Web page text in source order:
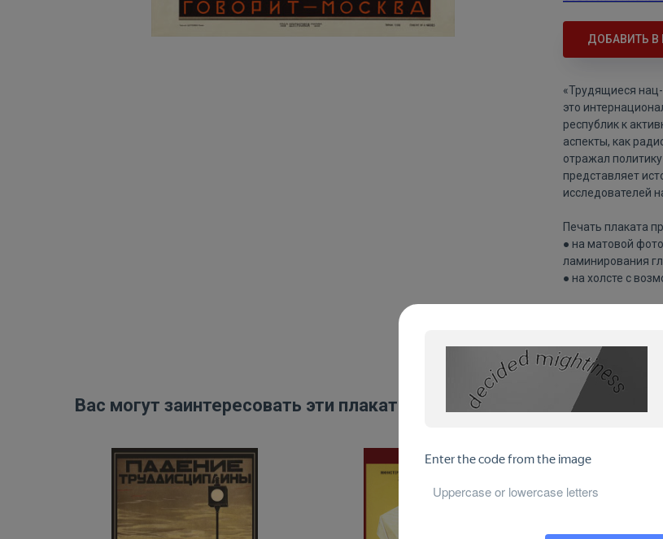
ДОБАВИТЬ В
«Трудящиеся
это
республик к
аспекты, как
отражал
представляет
исследователей
Печать плаката
● на матовой
ламинирования
● на холсте с
Цвета
изображения
Вас могут заинтересовать эти плакаты: